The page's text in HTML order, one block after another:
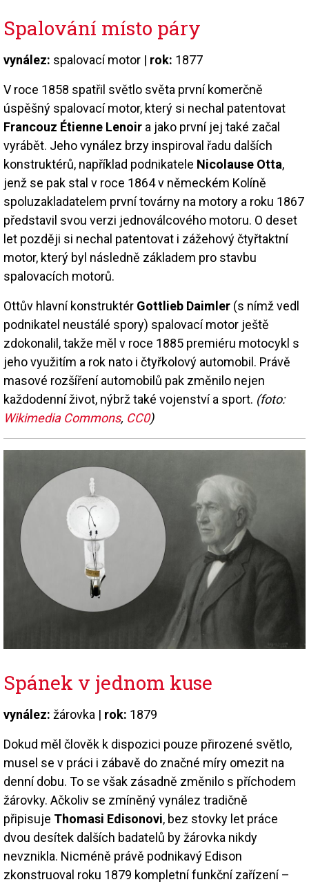
Spalování místo páry
vynález: spalovací motor | rok: 1877
V roce 1858 spatřil světlo světa první komerčně
úspěšný spalovací motor, který si nechal patentovat
Francouz Étienne Lenoir a jako první jej také začal
vyrábět. Jeho vynález brzy inspiroval řadu dalších
konstruktérů, například podnikatele Nicolause Otta,
jenž se pak stal v roce 1864 v německém Kolíně
spoluzakladatelem první továrny na motory a roku 1867
představil svou verzi jednoválcového motoru. O deset
let později si nechal patentovat i zážehový čtyřtaktní
motor, který byl následně základem pro stavbu
spalovacích motorů.
Ottův hlavní konstruktér Gottlieb Daimler (s nímž vedl
podnikatel neustálé spory) spalovací motor ještě
zdokonalil, takže měl v roce 1885 premiéru motocykl s
jeho využitím a rok nato i čtyřkolový automobil. Právě
masové rozšíření automobilů pak změnilo nejen
každodenní život, nýbrž také vojenství a sport. (foto:
Wikimedia Commons, CC0)
Spánek v jednom kuse
vynález: žárovka | rok: 1879
Dokud měl člověk k dispozici pouze přirozené světlo,
musel se v práci i zábavě do značné míry omezit na
denní dobu. To se však zásadně změnilo s příchodem
žárovky. Ačkoliv se zmíněný vynález tradičně
připisuje Thomasi Edisonovi, bez stovky let práce
dvou desítek dalších badatelů by žárovka nikdy
nevznikla. Nicméně právě podnikavý Edison
zkonstruoval roku 1879 kompletní funkční zařízení –